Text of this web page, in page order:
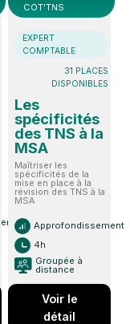
COT'TNS
EXPERT
COMPTABLE
31 PLACES
DISPONIBLES
Les
spécificités
des TNS à la
MSA
Maîtriser les
spécificités de la
mise en place à la
révision des TNS à la
MSA
Approfondissement
4h
Groupée à
distance
Voir le
détail